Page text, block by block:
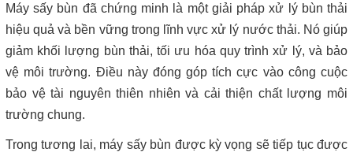
Máy sấy bùn đã chứng minh là một giải pháp xử lý bùn thải
hiệu quả và bền vững trong lĩnh vực xử lý nước thải. Nó giúp
giảm khối lượng bùn thải, tối ưu hóa quy trình xử lý, và bảo
vệ môi trường. Điều này đóng góp tích cực vào công cuộc
bảo vệ tài nguyên thiên nhiên và cải thiện chất lượng môi
trường chung.
Trong tương lai, máy sấy bùn được kỳ vọng sẽ tiếp tục được